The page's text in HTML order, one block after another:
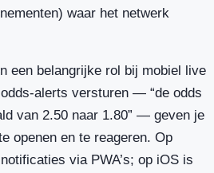
waar het netwerk
een belangrijke rol bij mobiel live
alerts versturen — “de odds
van 2.50 naar 1.80” — geven je
openen en te reageren. Op
via PWA’s; op iOS is